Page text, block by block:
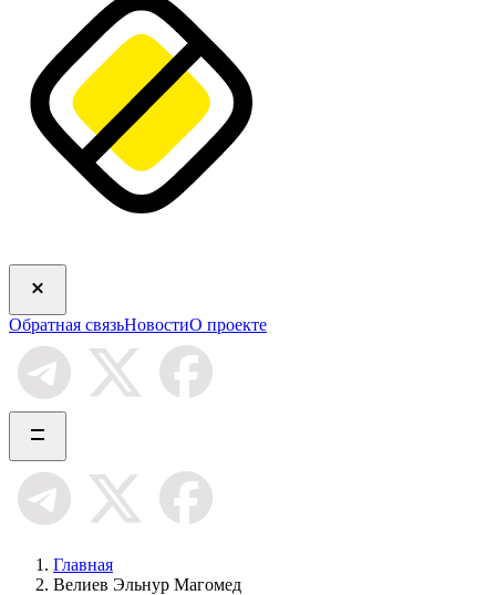
Обратная связьНовостиО проекте
Главная
Велиев Эльнур Магомед